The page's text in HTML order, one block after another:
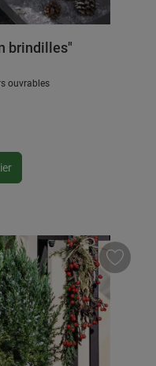
brindilles"
ouvrables
la quantité